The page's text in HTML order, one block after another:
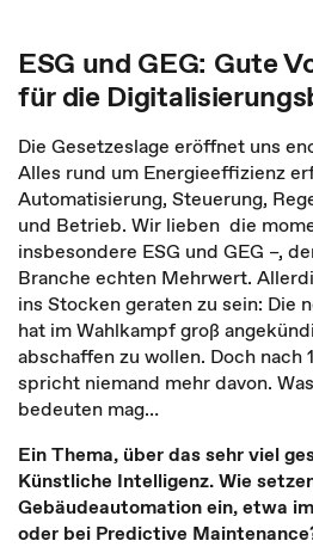
ESG und GEG: Gute
für die
Die Gesetzeslage eröffnet uns
Alles rund um Energieeffizienz
Automatisierung, Steuerung,
und Betrieb. Wir lieben die
insbesondere ESG und GEG –,
Branche echten Mehrwert.
ins Stocken geraten zu sein: Die
hat im Wahlkampf groß
abschaffen zu wollen. Doch nach
spricht niemand mehr davon.
bedeuten mag…
Ein Thema, über das sehr viel
Künstliche Intelligenz. Wie
Gebäudeautomation ein, etwa
oder bei Predictive